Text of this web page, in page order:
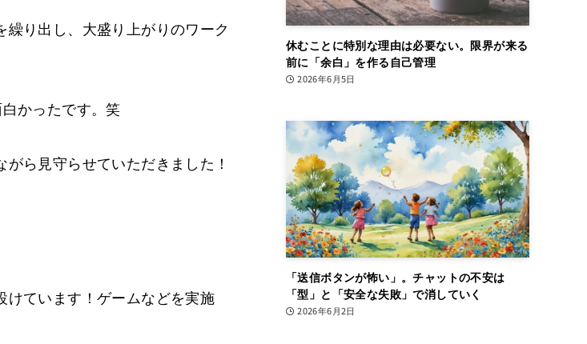
り出し、大盛り上がりのワーク
かったです。笑
ら見守らせていただきました！
けています！ゲームなどを実施
休むことに特別な理由は必要ない。限界が来る
前に「余白」を作る自己管理
2026年6月5日
「送信ボタンが怖い」。チャットの不安は
「型」と「安全な失敗」で消していく
2026年6月2日